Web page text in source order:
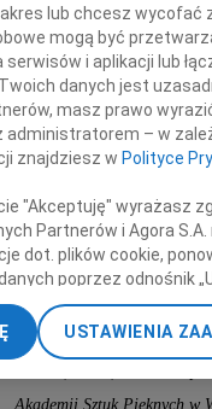
Żegnamy Mistrza
Wielkiego Polaka,
Skarb Kultury
Rodzinie i
Akademii Sztuk Pięknych w
lub chcesz wycofać
mogą być
i aplikacji lub
danych jest
masz prawo
administratorem – w
znajdziesz w Polityce
"Akceptuję" wyrażasz
Partnerów i Agora
dot. plików cookie,
poprzez odnośnik
Zmiana
Partnerzy i Agora S.A.
geolokalizacyjnych.
informacji na
USTAWIENIA